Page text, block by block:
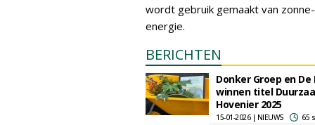
wordt gebruik gemaakt van zonne-
energie.
BERICHTEN
Donker Groep en De
winnen titel
Hovenier 2025
15-01-2026 | NIEUWS 65